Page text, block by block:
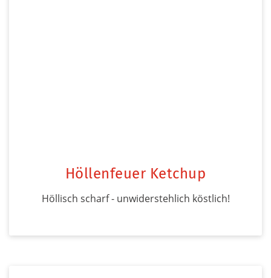
Höllenfeuer Ketchup
Höllisch scharf - unwiderstehlich köstlich!